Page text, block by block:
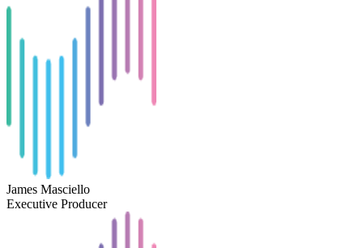
James Masciello
Executive Producer